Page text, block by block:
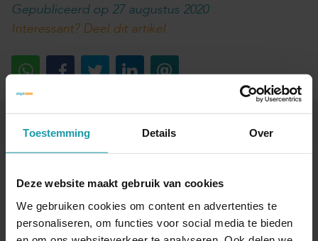
Toestemming Details Over
Deze website maakt gebruik van cookies
We gebruiken cookies om content en advertenties te
personaliseren, om functies voor social media te bieden
Gepubliceerd op 27 augustus 2020
Interessant? Deel dit artikel
Blijf op de hoogte van het financiële nieuws
mailing.
Naam*